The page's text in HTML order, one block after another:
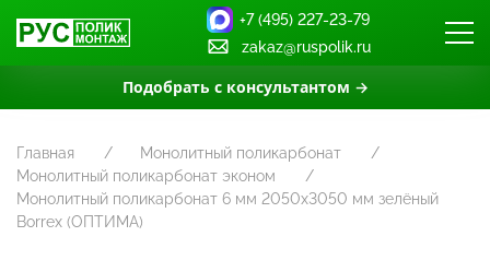
Подобрать с консультантом →
+7 (495) 227-23-79
zakaz@ruspolik.ru
Главная
Монолитный поликарбонат
Монолитный поликарбонат эконом
Монолитный поликарбонат 6 мм 2050х3050 мм зелёный
Borrex (ОПТИМА)